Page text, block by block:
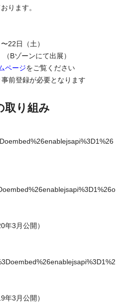
ります。
22日（土）
Bゾーンにて出展）
ページをご覧ください
前登録が必要となります
取り組み
年3月公開）
年3月公開）